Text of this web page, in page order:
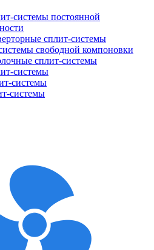
системы постоянной
сплит-системы
свободной компоновки
сплит-системы
системы
системы
системы